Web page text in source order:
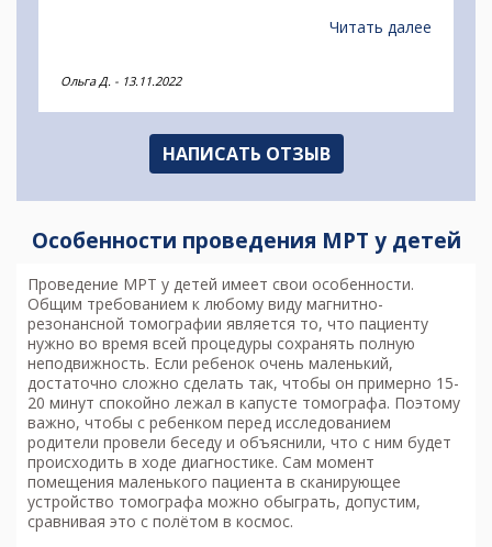
оказалась напрасно. Врач Бабинцева -
Читать далее
Ольга Д. - 13.11.2022
НАПИСАТЬ ОТЗЫВ
Особенности проведения МРТ у детей
Проведение МРТ у детей имеет свои особенности.
Общим требованием к любому виду магнитно-
резонансной томографии является то, что пациенту
нужно во время всей процедуры сохранять полную
неподвижность. Если ребенок очень маленький,
достаточно сложно сделать так, чтобы он примерно 15-
20 минут спокойно лежал в капусте томографа. Поэтому
важно, чтобы с ребенком перед исследованием
родители провели беседу и объяснили, что с ним будет
происходить в ходе диагностике. Сам момент
помещения маленького пациента в сканирующее
устройство томографа можно обыграть, допустим,
сравнивая это с полётом в космос.